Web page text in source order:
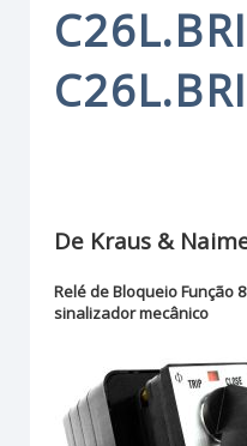
De Kraus &
Relé de Bloqueio Função
sinalizador mecânico